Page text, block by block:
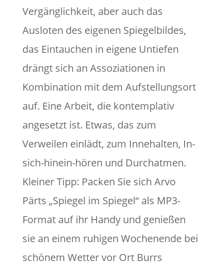
Vergänglichkeit, aber auch das
Ausloten des eigenen Spiegelbildes,
das Eintauchen in eigene Untiefen
drängt sich an Assoziationen in
Kombination mit dem Aufstellungsort
auf. Eine Arbeit, die kontemplativ
angesetzt ist. Etwas, das zum
Verweilen einlädt, zum Innehalten, In-
sich-hinein-hören und Durchatmen.
Kleiner Tipp: Packen Sie sich Arvo
Pärts „Spiegel im Spiegel“ als MP3-
Format auf ihr Handy und genießen
sie an einem ruhigen Wochenende bei
schönem Wetter vor Ort Burrs